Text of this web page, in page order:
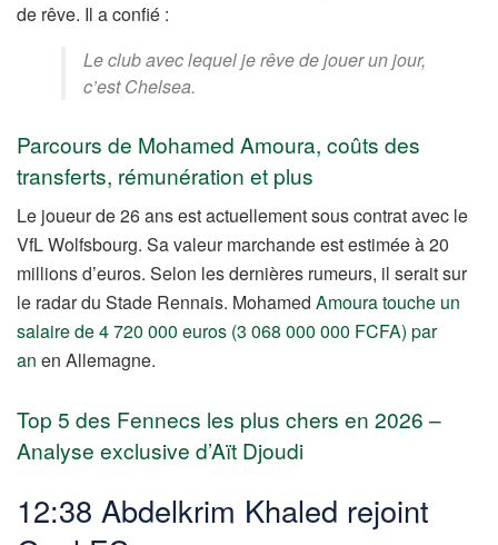
de rêve. Il a confié :
Le club avec lequel je rêve de jouer un jour,
c’est Chelsea.
Parcours de Mohamed Amoura, coûts des
transferts, rémunération et plus
Le joueur de 26 ans est actuellement sous contrat avec le
VfL Wolfsbourg. Sa valeur marchande est estimée à 20
millions d’euros. Selon les dernières rumeurs, il serait sur
le radar du Stade Rennais. Mohamed Amoura touche un
salaire de 4 720 000 euros (3 068 000 000 FCFA) par
an en Allemagne.
Top 5 des Fennecs les plus chers en 2026 –
Analyse exclusive d’Aït Djoudi
12:38 Abdelkrim Khaled rejoint